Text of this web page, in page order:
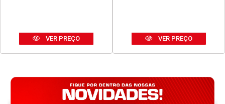
VER PREÇO VER PREÇO